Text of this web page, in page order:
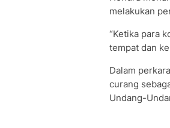
melakukan
“Ketika para
tempat dan
Dalam
curang
Undang-